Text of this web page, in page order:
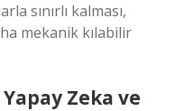
sınırlı kalması,
mekanik kılabilir
Zeka ve